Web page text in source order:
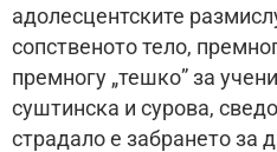
адолесцентските
сопственото тело,
премногу „тешко” за
суштинска и сурова,
страдало е забрането за